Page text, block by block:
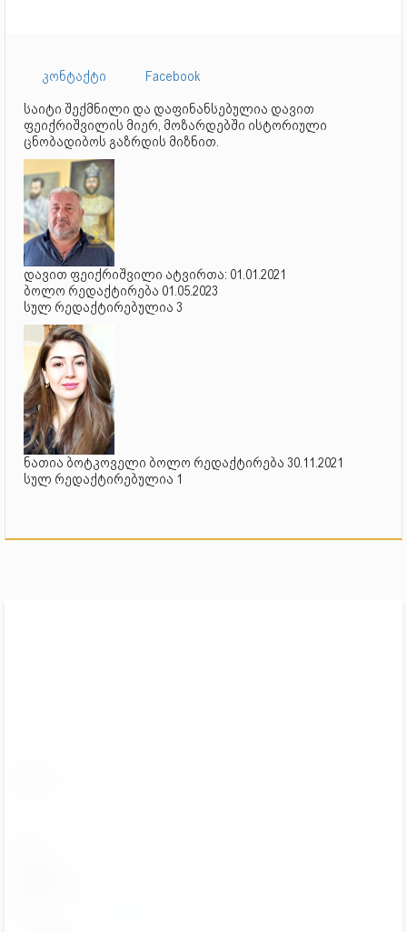
კონტაქტი
Facebook
საიტი შექმნილი და დაფინანსებულია დავით
ფეიქრიშვილის მიერ, მოზარდებში ისტორიული
ცნობადიბოს გაზრდის მიზნით.
დავით ფეიქრიშვილი ატვირთა: 01.01.2021
ბოლო რედაქტირება 01.05.2023
სულ რედაქტირებულია 3
ნათია ბოტკოველი ბოლო რედაქტირება 30.11.2021
სულ რედაქტირებულია 1